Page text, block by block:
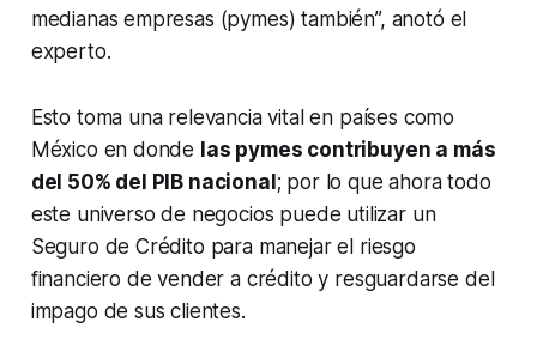
medianas empresas (pymes) también”, anotó el
experto.
Esto toma una relevancia vital en países como
México en donde las pymes contribuyen a más
del 50% del PIB nacional; por lo que ahora todo
este universo de negocios puede utilizar un
Seguro de Crédito para manejar el riesgo
financiero de vender a crédito y resguardarse del
impago de sus clientes.